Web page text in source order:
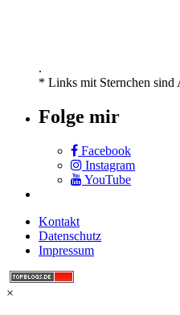
.
* Links mit Sternchen
Folge mir
Facebook
Instagram
YouTube
Kontakt
Datenschutz
Impressum
×